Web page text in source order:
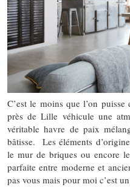
C’est le moins que l’on
près de Lille véhicule une
véritable havre de paix
bâtisse. Les éléments
le mur de briques ou encore
parfaite entre moderne et
pas vous mais pour moi c’est